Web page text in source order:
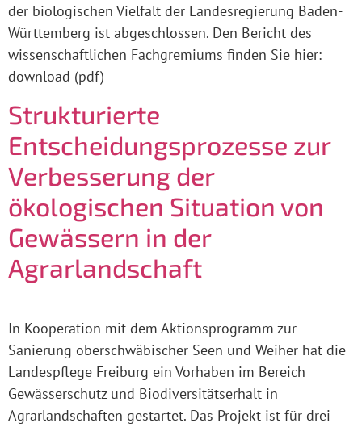
der biologischen Vielfalt der Landesregierung Baden-
Württemberg ist abgeschlossen. Den Bericht des
wissenschaftlichen Fachgremiums finden Sie hier:
download (pdf)
Strukturierte
Entscheidungsprozesse zur
Verbesserung der
ökologischen Situation von
Gewässern in der
Agrarlandschaft
In Kooperation mit dem Aktionsprogramm zur
Sanierung oberschwäbischer Seen und Weiher hat die
Landespflege Freiburg ein Vorhaben im Bereich
Gewässerschutz und Biodiversitätserhalt in
Agrarlandschaften gestartet. Das Projekt ist für drei